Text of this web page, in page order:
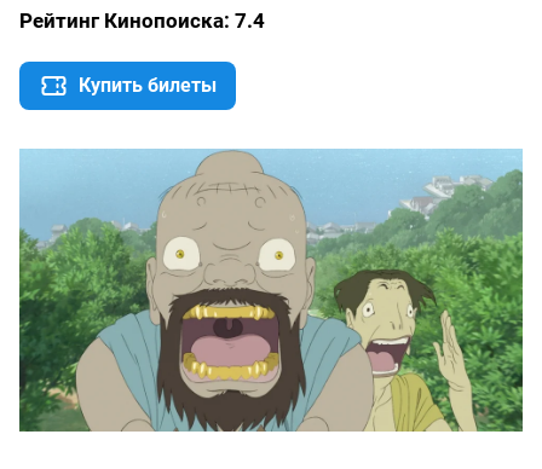
Рейтинг Кинопоиска: 7.4
Купить билеты